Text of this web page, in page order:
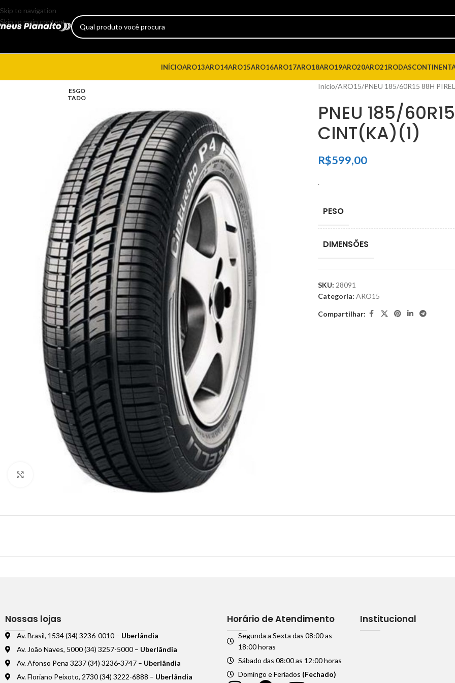
Skip to navigation
Skip to main content
INÍCIOARO13ARO14ARO15ARO16ARO17ARO18ARO19ARO20ARO21RODAS
ESGO
TADO
Clique para ampliar
Início ARO15 PNEU 185/60R15 88H
PNEU 185/
CINT(KA)(1)
R$599,00
.
PESO
DIMENSÕES
SKU: 28091
Categoria: ARO15
Compartilhar:
Nossas lojas
Av. Brasil, 1534 (34) 3236-0010 – Uberlândia
Av. João Naves, 5000 (34) 3257-5000 – Uberlândia
Av. Afonso Pena 3237 (34) 3236-3747 – Uberlândia
Av. Floriano Peixoto, 2730 (34) 3222-6888 – Uberlândia
Horário de Atendimento
Segunda a Sexta das 08:00 as
18:00 horas
Sábado das 08:00 as 12:00 horas
Domingo e Feriados (Fechado)
Institucional